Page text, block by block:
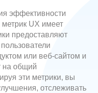
эффективности
UX имеет
предоставляют
или веб-сайтом и
на общий
эти метрики, вы
отслеживать